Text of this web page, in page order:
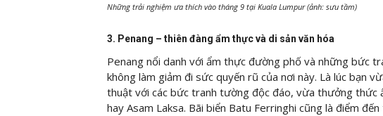
Những trải nghiệm ưa thích vào tháng 9 tại Kuala Lumpur (ảnh: sưu tầm)
3. Penang – thiên đàng ẩm thực và di sản văn hóa
Penang nổi danh với ẩm thực đường phố và những bức
không làm giảm đi sức quyến rũ của nơi này. Là lúc bạn
thuật với các bức tranh tường độc đáo, vừa thưởng thức
hay Asam Laksa. Bãi biển Batu Ferringhi cũng là điểm